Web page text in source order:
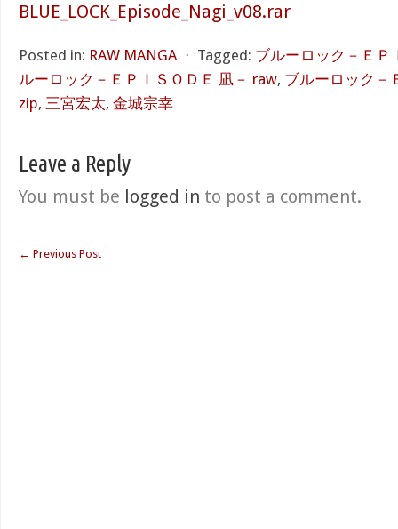
BLUE_LOCK_Episode_Nagi_v08.rar
Posted in: RAW MANGA ⋅ Tagged: ブルーロック－ＥＰ
ルーロック－ＥＰＩＳＯＤＥ 凪－ raw, ブルーロック－
zip, 三宮宏太, 金城宗幸
Leave a Reply
You must be logged in to post a comment.
← Previous Post